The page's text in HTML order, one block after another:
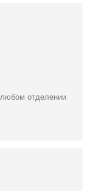
отделении